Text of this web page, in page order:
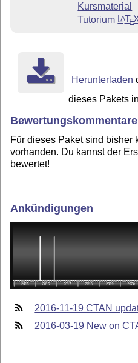
Kursmaterial
Tutorium LATE
Herunterladen
dieses Pakets
Bewertungskommentare
Für dieses Paket sind bisher
vorhanden. Du kannst der
bewertet!
Ankündigungen
2016-11-19 CTAN
2016-03-19 New on